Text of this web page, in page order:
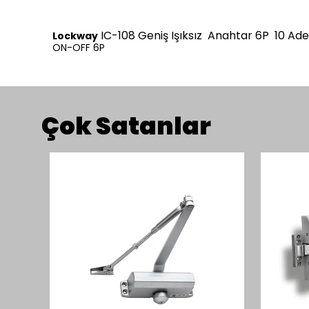
Lockway IC-108 Geniş Işıksız Anahtar 6P 10
ON-OFF 6P
Çok Satanlar